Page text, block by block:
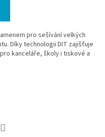
pro sešívání velkých
Díky technologii DIT zajišťuje
kanceláře, školy i tiskové a